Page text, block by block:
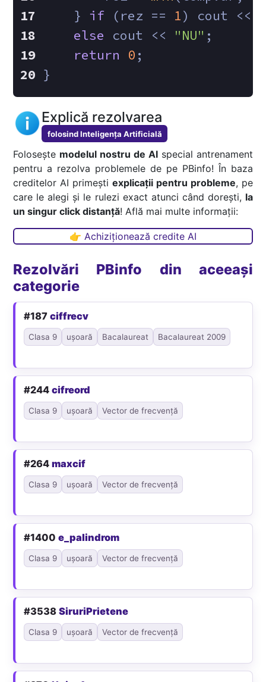
    }
if (rez == 1) cout <<
else cout << "NU" ;
return
0 ;
}
Explică rezolvarea
folosind Inteligența Artificială
Folosește modelul nostru de AIspecial antrenament
pentru a rezolva problemele de pe PBinfo! În baza
creditelor AI primești explicații pentru probleme, pe
care le alegi și le rulezi exact atunci când dorești, la
un singur click distanță! Află mai multe informații:
👉 Achiziționează credite AI
Rezolvări PBinfo din aceeași
categorie
#187ciffrecv
Clasa 9 ușoară Bacalaureat Bacalaureat 2009
#244cifreord
Clasa 9 ușoară Vector de frecvență
#264maxcif
Clasa 9 ușoară Vector de frecvență
#1400e_palindrom
Clasa 9 ușoară Vector de frecvență
#3538SiruriPrietene
Clasa 9 ușoară Vector de frecvență